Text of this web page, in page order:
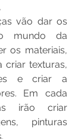
vão dar os
mundo da
os materiais,
criar texturas,
e criar a
Em cada
irão criar
pinturas